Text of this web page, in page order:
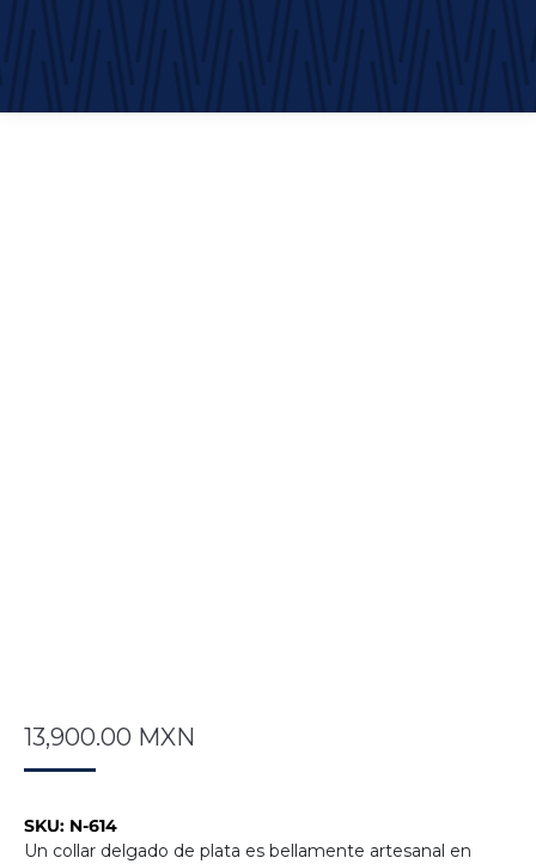
13,900.00 MXN
SKU: N-614
Un collar delgado de plata es bellamente artesanal en